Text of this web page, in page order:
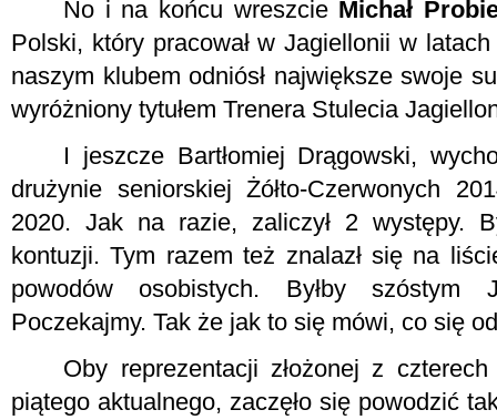
No i na końcu wreszcie Michał
Polski, który pracował w Jagiellonii w
naszym klubem odniósł największe swoje
wyróżniony tytułem Trenera Stulecia
I jeszcze Bartłomiej Drągowski,
drużynie seniorskiej Żółto-Czerwonych
2020. Jak na razie, zaliczył 2 występy.
kontuzji. Tym razem też znalazł się na
powodów osobistych. Byłby szóstym
Poczekajmy. Tak że jak to się mówi, co się
Oby reprezentacji złożonej z
piątego aktualnego, zaczęło się powodzić